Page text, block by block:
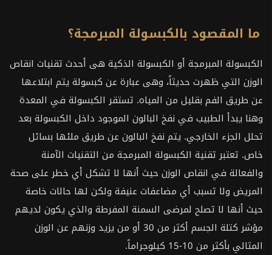
ما المقصود بالكبسولة المبرمجة؟
الكبسولة المبرمجة أو الكبسولة الذكية هى أحدث تقنيات انقاص
الوزن التي ظهرت حديثاً، وهى عبارة عن كبسولة يتم ابتلاعها
عن طريق الفم بقليل من المياه. تستقر الكبسولة في المعدة
وهنا يبدأ الطبيب في نفخ البالون الموجود داخل الكبسولة بعد
تحلل الجزء الخارجي. يتم نفخ البالون عن طريق ملئها بسائل
خاص. تعتبر تقنية الكبسولة المبرمجة من التقنيات الآمنة
والفعالة في انقاص الوزن حيث أنها لا تشكل أي خطر على صحة
المريض ولا تسبب أي مضاعفات عنيفة ولكن لها حالات خاصة
حيث أنها لا تصلح لمرضى السمنة المفرطة والذي يكون لديهم
مؤشر كتلة الجسم أكثر من 30 أو من يزيد وزنهم عن الوزن
المثالي بأكثر من 10-15 كيلوجراماً.